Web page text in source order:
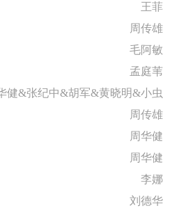
王菲
周传雄
毛阿敏
孟庭苇
健&张纪中&胡军&黄晓明&小虫
周传雄
周华健
周华健
李娜
刘德华